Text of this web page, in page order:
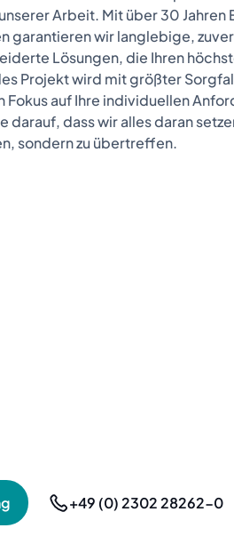
Arbeit. Mit über 30
garantieren wir langlebige,
Lösungen, die Ihren
Projekt wird mit größter
Fokus auf Ihre individuellen
darauf, dass wir alles daran
sondern zu übertreffen.
Beratung
+49 (0) 2302 28262-0